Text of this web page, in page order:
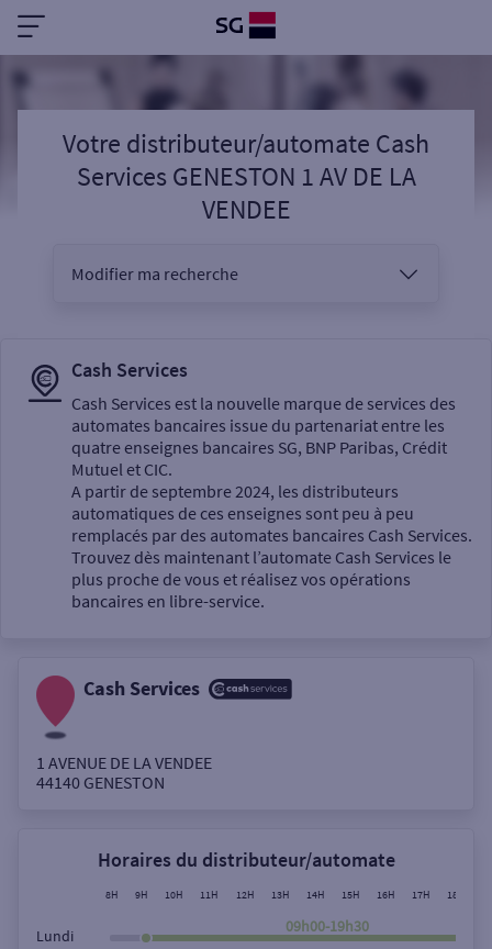
Votre distributeur/automate Cash
Services GENESTON 1 AV DE LA
VENDEE
Modifier ma recherche
Sélectionnez votre recherche
Un service
Autour de moi
Rue
Cash Services
Cash Services est la nouvelle marque de services des
automates bancaires issue du partenariat entre les
quatre enseignes bancaires SG, BNP Paribas, Crédit
Mutuel et CIC.
A partir de septembre 2024, les distributeurs
automatiques de ces enseignes sont peu à peu
remplacés par des automates bancaires Cash Services.
Trouvez dès maintenant l’automate Cash Services le
plus proche de vous et réalisez vos opérations
bancaires en libre-service.
Cash Services
1 AVENUE DE LA VENDEE
44140 GENESTON
Horaires du distributeur/automate
8H 9H 10H 11H 12H 13H 14H 15H 16H 17H 18H
Lundi
09h00-19h30